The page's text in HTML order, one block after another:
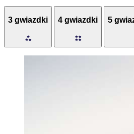
3 gwiazdki 4 gwiazdki 5